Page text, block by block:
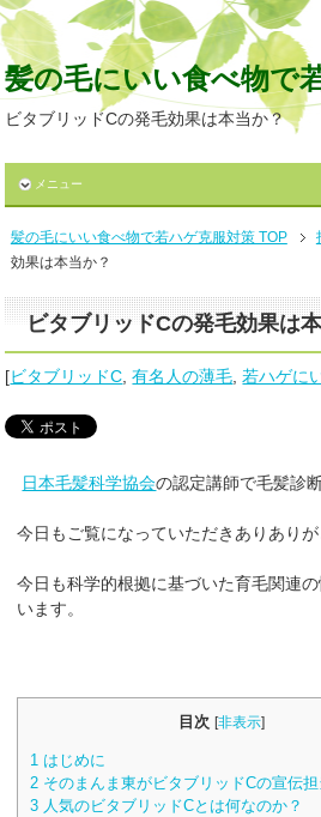
髪の毛にいい食べ物で
ビタブリッドCの発毛効果は本当か？
メニュー
髪の毛にいい食べ物で若ハゲ克服対策 TOP
効果は本当か？
ビタブリッドCの発毛効果は
[ビタブリッドC ,有名人の薄毛 ,若ハゲに
日本毛髪科学協会の認定講師で毛髪診
今日もご覧になっていただきありありが
今日も科学的根拠に基づいた育毛関連
います。
目次 [非表示]
1 はじめに
2 そのまんま東がビタブリッドCの宣伝
3 人気のビタブリッドCとは何なのか？